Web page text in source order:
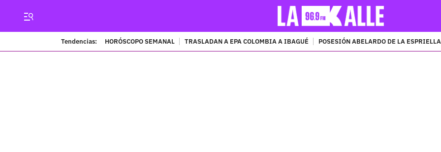
Tendencias: HORÓSCOPO SEMANAL TRASLADAN A EPA COLOMBIA A IBAGUÉ POSESIÓN ABELARDO DE LA ESPRIELLA